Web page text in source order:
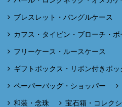
ブレスレット・バングルケース
カフス・タイピン・ブローチ・
フリーケース・ルースケース
ギフトボックス・リボン付きボッ
ペーパーバッグ・ショッパー
和装・念珠 宝石箱・コレク